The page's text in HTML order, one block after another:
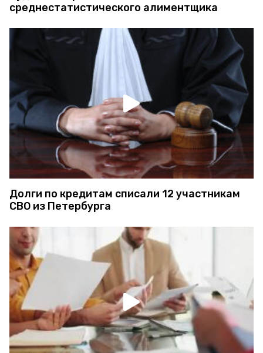
среднестатистического алиментщика
Долги по кредитам списали 12 участникам
СВО из Петербурга